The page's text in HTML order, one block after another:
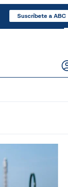
Suscríbete a ABC